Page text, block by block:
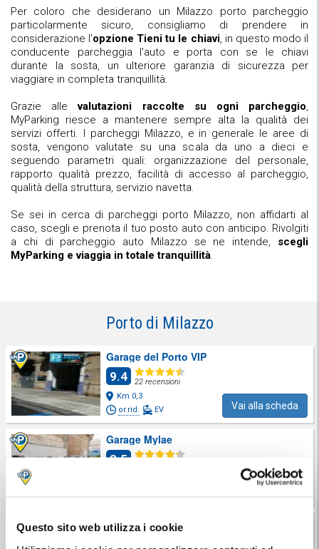
Questo sito web utilizza i cookie
Per coloro che desiderano un Milazzo porto parcheggio
particolarmente sicuro, consigliamo di prendere in
considerazione l'opzione Tieni tu le chiavi, in questo modo il
conducente parcheggia l'auto e porta con se le chiavi
durante la sosta, un ulteriore garanzia di sicurezza per
viaggiare in completa tranquillità.
Grazie allevalutazioni raccolte su ogni parcheggio,
MyParking riesce a mantenere sempre alta la qualità dei
servizi offerti. I parcheggi Milazzo, e in generale le aree di
sosta, vengono valutate su una scala da uno a dieci e
seguendo parametri quali: organizzazione del personale,
rapporto qualità prezzo, facilità di accesso al parcheggio,
qualità della struttura, servizio navetta.
Se sei in cerca di parcheggi porto Milazzo, non affidarti al
caso, scegli e prenota il tuo posto auto con anticipo. Rivolgiti
a chi di parcheggio auto Milazzo se ne intende, scegli
MyParking e viaggia in totale tranquillità.
Porto di Milazzo
Garage del Porto VIP
9.4
22 recensioni
Km 0,3
or.rid.
EV Vai alla scheda
Garage Mylae
8.5
Vai alla scheda
Garage Ferrari Milazzo
61 recensioni